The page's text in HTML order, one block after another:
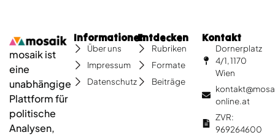
mosaik ist
eine
unabhängige
Plattform für
politische
Analysen,
Informationen
Über uns
Impressum
Datenschutz
Entdecken
Rubriken
Formate
Beiträge
Kontakt
Dornerplatz
4/1, 1170
Wien
online.at
ZVR:
969264600